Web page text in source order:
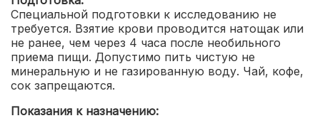
Специальной подготовки к исследованию не
требуется. Взятие крови проводится натощак или
не ранее, чем через 4 часа после необильного
приема пищи. Допустимо пить чистую не
минеральную и не газированную воду. Чай, кофе,
сок запрещаются.
Показания к назначению: